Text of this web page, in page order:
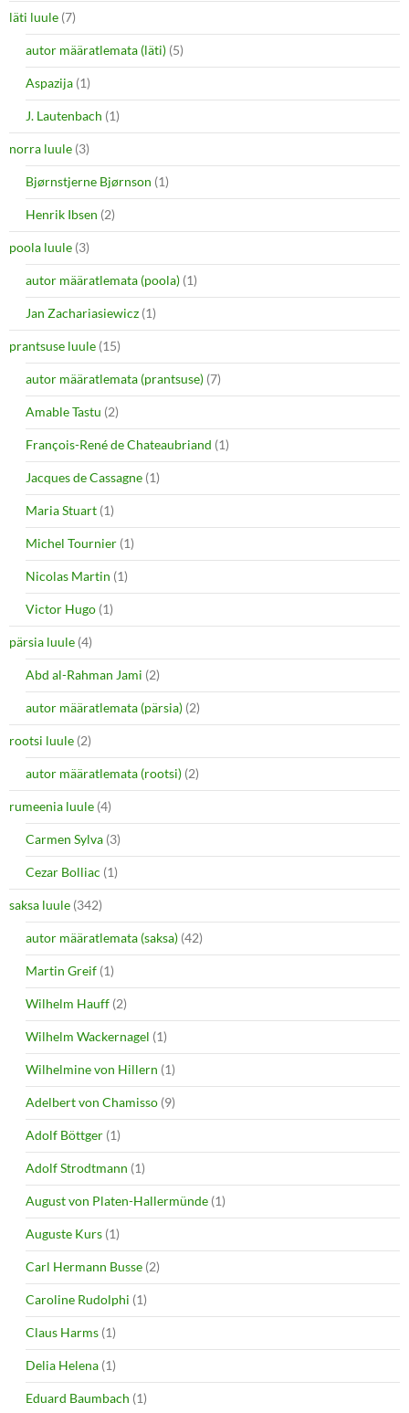
läti luule (7)
autor määratlemata (läti) (5)
Aspazija (1)
J. Lautenbach (1)
norra luule (3)
Bjørnstjerne Bjørnson (1)
Henrik Ibsen (2)
poola luule (3)
autor määratlemata (poola) (1)
Jan Zachariasiewicz (1)
prantsuse luule (15)
autor määratlemata (prantsuse) (7)
Amable Tastu (2)
François-René de Chateaubriand (1)
Jacques de Cassagne (1)
Maria Stuart (1)
Michel Tournier (1)
Nicolas Martin (1)
Victor Hugo (1)
pärsia luule (4)
Abd al-Rahman Jami (2)
autor määratlemata (pärsia) (2)
rootsi luule (2)
autor määratlemata (rootsi) (2)
rumeenia luule (4)
Carmen Sylva (3)
Cezar Bolliac (1)
saksa luule (342)
autor määratlemata (saksa) (42)
Martin Greif (1)
Wilhelm Hauff (2)
Wilhelm Wackernagel (1)
Wilhelmine von Hillern (1)
Adelbert von Chamisso (9)
Adolf Böttger (1)
Adolf Strodtmann (1)
August von Platen-Hallermünde (1)
Auguste Kurs (1)
Carl Hermann Busse (2)
Caroline Rudolphi (1)
Claus Harms (1)
Delia Helena (1)
Eduard Baumbach (1)